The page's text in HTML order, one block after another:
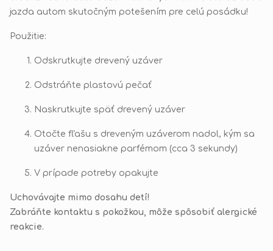
jazda autom skutočným potešením pre celú posádku!
Použitie:
Odskrutkujte drevený uzáver
Odstráňte plastovú pečať
Naskrutkujte späť drevený uzáver
Otočte fľašu s dreveným uzáverom nadol, kým sa
uzáver nenasiakne parfémom (cca 3 sekundy)
V prípade potreby opakujte
Uchovávajte mimo dosahu detí!
Zabráňte kontaktu s pokožkou, môže spôsobiť alergické
reakcie.